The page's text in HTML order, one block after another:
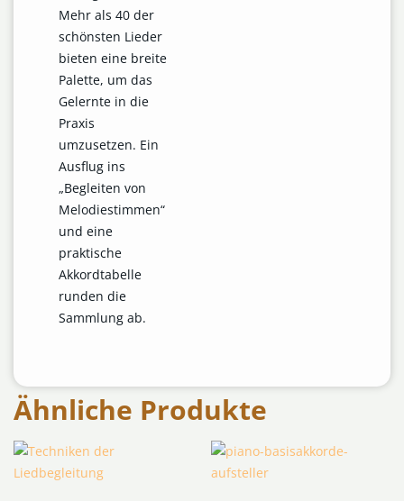
Mehr als 40 der
schönsten Lieder
bieten eine breite
Palette, um das
Gelernte in die
Praxis
umzusetzen. Ein
Ausflug ins
„Begleiten von
Melodiestimmen“
und eine
praktische
Akkordtabelle
runden die
Sammlung ab.
Ähnliche Produkte